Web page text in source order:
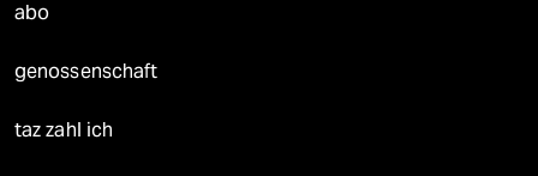
abo
genossenschaft
taz zahl ich